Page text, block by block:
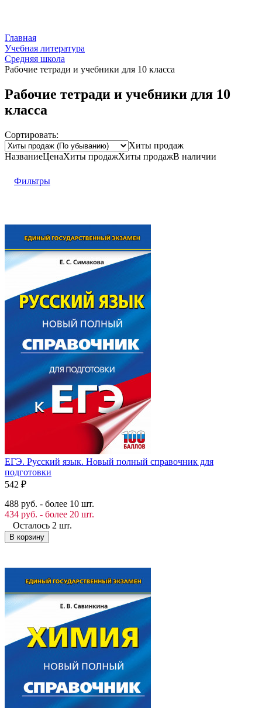
Главная
Учебная литература
Средняя школа
Рабочие тетради и учебники для 10 класса
Рабочие тетради и учебники для 10
класса
Сортировать:
Хиты продаж
НазваниеЦенаХиты продажХиты продажВ наличии
Фильтры
ЕГЭ. Русский язык. Новый полный справочник для
подготовки
542 ₽
488 руб. - более 10 шт.
434 руб. - более 20 шт.
Осталось 2 шт.
В корзину